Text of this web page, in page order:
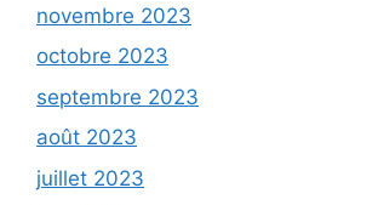
novembre 2023
octobre 2023
septembre 2023
août 2023
juillet 2023